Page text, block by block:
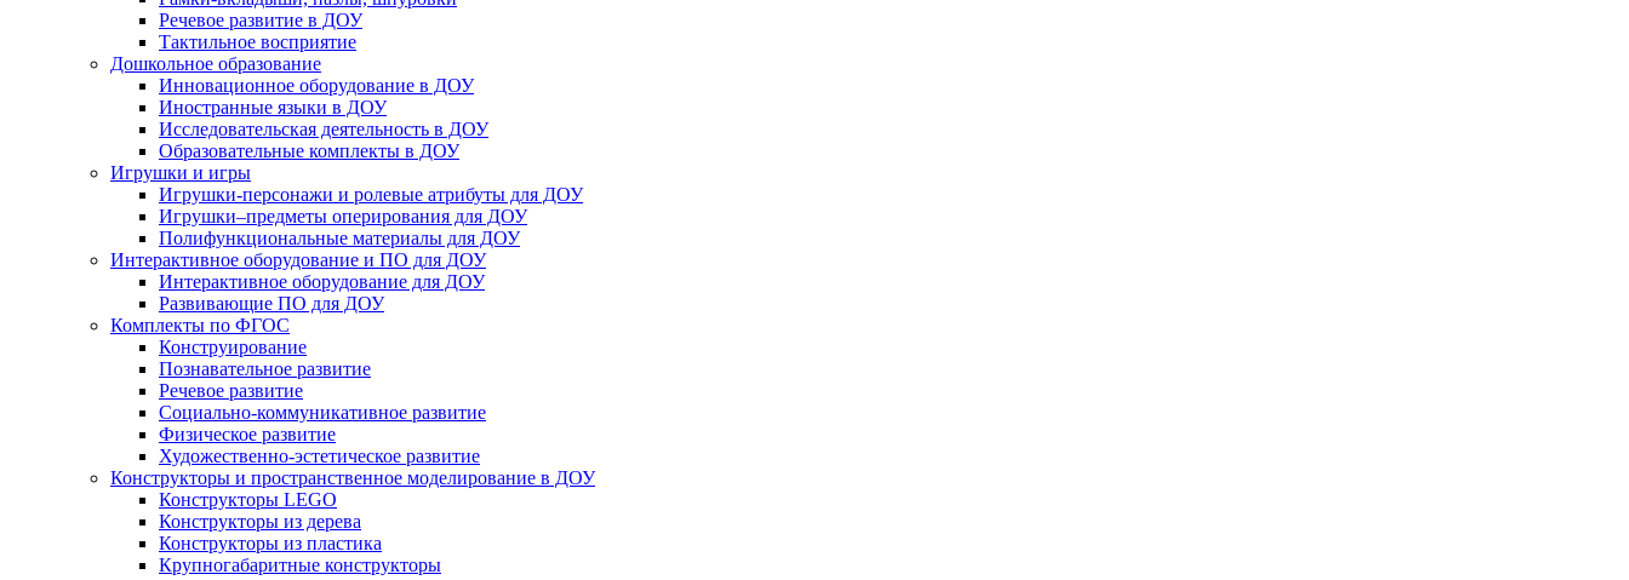
Речевое развитие в ДОУ
Тактильное восприятие
Дошкольное образование
Инновационное оборудование в ДОУ
Иностранные языки в ДОУ
Исследовательская деятельность в ДОУ
Образовательные комплекты в ДОУ
Игрушки и игры
Игрушки-персонажи и ролевые атрибуты для ДОУ
Игрушки–предметы оперирования для ДОУ
Полифункциональные материалы для ДОУ
Интерактивное оборудование и ПО для ДОУ
Интерактивное оборудование для ДОУ
Развивающие ПО для ДОУ
Комплекты по ФГОС
Конструирование
Познавательное развитие
Речевое развитие
Социально-коммуникативное развитие
Физическое развитие
Художественно-эстетическое развитие
Конструкторы и пространственное моделирование в ДОУ
Конструкторы LEGO
Конструкторы из дерева
Конструкторы из пластика
Крупногабаритные конструкторы